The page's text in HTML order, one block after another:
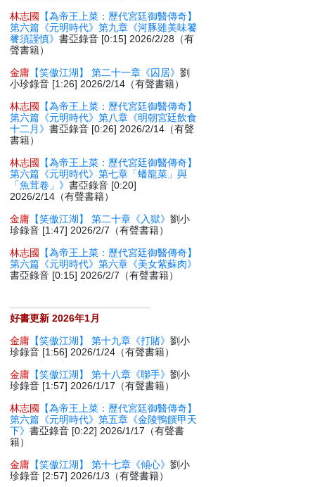
林志國
【為帝王上菜：歷代宮廷御醫傳奇】
第六篇《元明時代》第九章《河豚雖美味饕
餮須謹慎》書亞錄音 [0:15] 2026/2/28（有
聲書籍）
金庸 【笑傲江湖】 第二十一章《囚居》劉
小珍錄音 [1:26] 2026/2/14（有聲書籍）
林志國
【為帝王上菜：歷代宮廷御醫傳奇】
第六篇《元明時代》第八章《明朝宮廷飲食
十二月》書亞錄音 [0:26] 2026/2/14（有聲
書籍）
林志國
【為帝王上菜：歷代宮廷御醫傳奇】
第六篇《元明時代》第七章「蟠龍菜」與
「魚茸卷」》書亞錄音 [0:20]
2026/2/14（有聲書籍）
金庸 【笑傲江湖】 第二十章《入獄》劉小
珍錄音 [1:47] 2026/2/7（有聲書籍）
林志國
【為帝王上菜：歷代宮廷御醫傳奇】
第六篇《元明時代》第六章《美女紫蘇肉》
書亞錄音 [0:15] 2026/2/7（有聲書籍）
好書更新 2026年1月
金庸 【笑傲江湖】 第十九章《打賭》劉小
珍錄音 [1:56] 2026/1/24（有聲書籍）
金庸 【笑傲江湖】 第十八章《聯手》劉小
珍錄音 [1:57] 2026/1/17（有聲書籍）
林志國
【為帝王上菜：歷代宮廷御醫傳奇】
第六篇《元明時代》第五章《金陵鴨饌甲天
下》書亞錄音 [0:22] 2026/1/17（有聲書
籍）
金庸 【笑傲江湖】 第十七章《傾心》劉小
珍錄音 [2:57] 2026/1/3（有聲書籍）